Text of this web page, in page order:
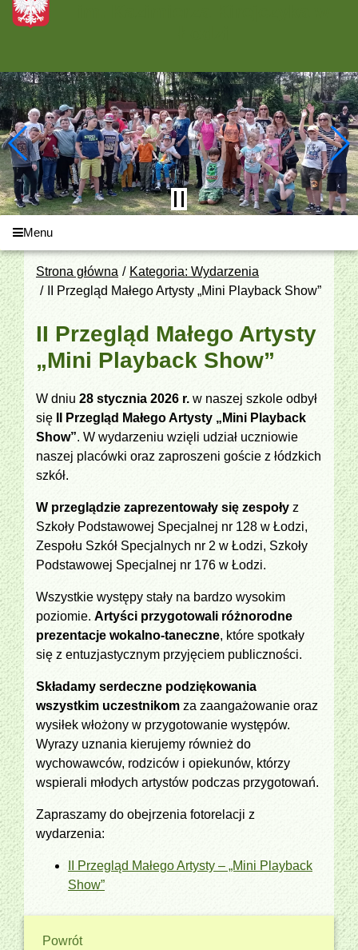
Menu
Strona główna
Kategoria: Wydarzenia
II Przegląd Małego Artysty „Mini Playback Show”
II Przegląd Małego Artysty
„Mini Playback Show”
W dniu 28 stycznia 2026 r. w naszej szkole odbył
się
II Przegląd Małego Artysty „Mini Playback
Show”. W wydarzeniu wzięli udział uczniowie
naszej placówki oraz zaproszeni goście z łódzkich
szkół.
W przeglądzie zaprezentowały się zespoły z
Szkoły Podstawowej Specjalnej nr 128 w Łodzi,
Zespołu Szkół Specjalnych nr 2 w Łodzi, Szkoły
Podstawowej Specjalnej nr 176 w Łodzi.
Wszystkie występy stały na bardzo wysokim
poziomie. Artyści przygotowali różnorodne
prezentacje wokalno‑taneczne, które spotkały
się z entuzjastycznym przyjęciem publiczności.
Składamy serdeczne podziękowania
wszystkim uczestnikom za zaangażowanie oraz
wysiłek włożony w przygotowanie występów.
Wyrazy uznania kierujemy również do
wychowawców, rodziców i opiekunów, którzy
wspierali młodych artystów podczas przygotowań.
Zapraszamy do obejrzenia fotorelacji z
wydarzenia:
II Przegląd Małego Artysty – „Mini Playback
Show”
Powrót